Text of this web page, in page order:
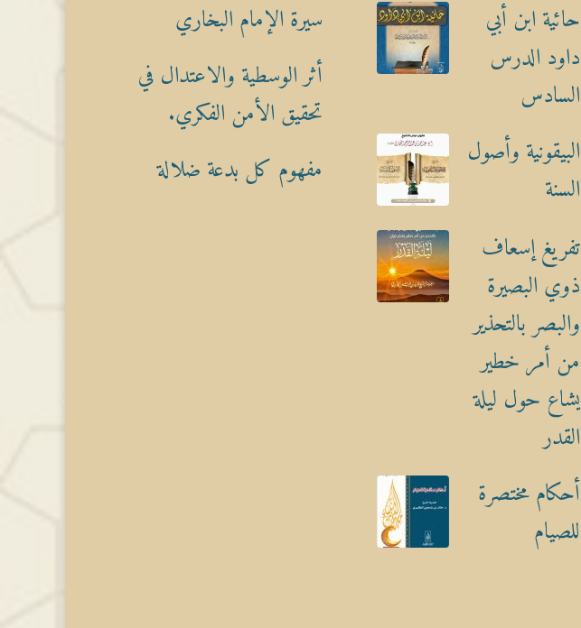
حائية ابن أبي
داود الدرس
السادس
البيقونية وأصول
السنة
تفريغ إسعاف
ذوي البصيرة
والبصر بالتحذير
من أمر خطير
يشاع حول ليلة
القدر
أحكام مختصرة
للصيام
سيرة الإمام البخاري
أثر الوسطية والاعتدال في
تحقيق الأمن الفكري.
مفهوم كل بدعة ضلالة